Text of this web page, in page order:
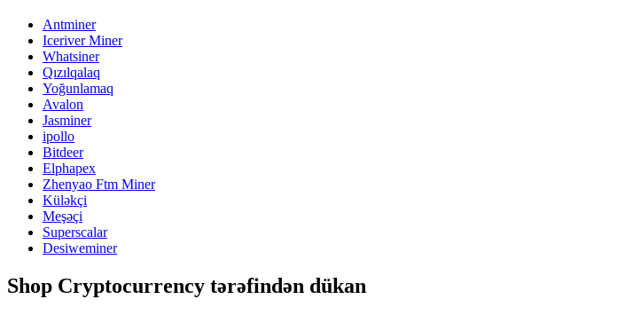
Antminer
Iceriver Miner
Whatsiner
Qızılqalaq
Yoğunlamaq
Avalon
Jasminer
ipollo
Bitdeer
Elphapex
Zhenyao Ftm Miner
Küləkçi
Meşəçi
Superscalar
Desiweminer
Shop Cryptocurrency tərəfindən dükan